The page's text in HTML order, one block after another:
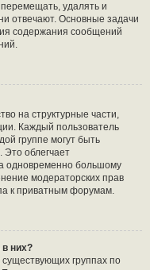
удалять и
отвечают. Основные задачи
содержания сообщений
на структурные части,
Каждый пользователь
группе могут быть
облегчает
одновременно большому
модераторских прав
к приватным форумам.
в них?
группах по